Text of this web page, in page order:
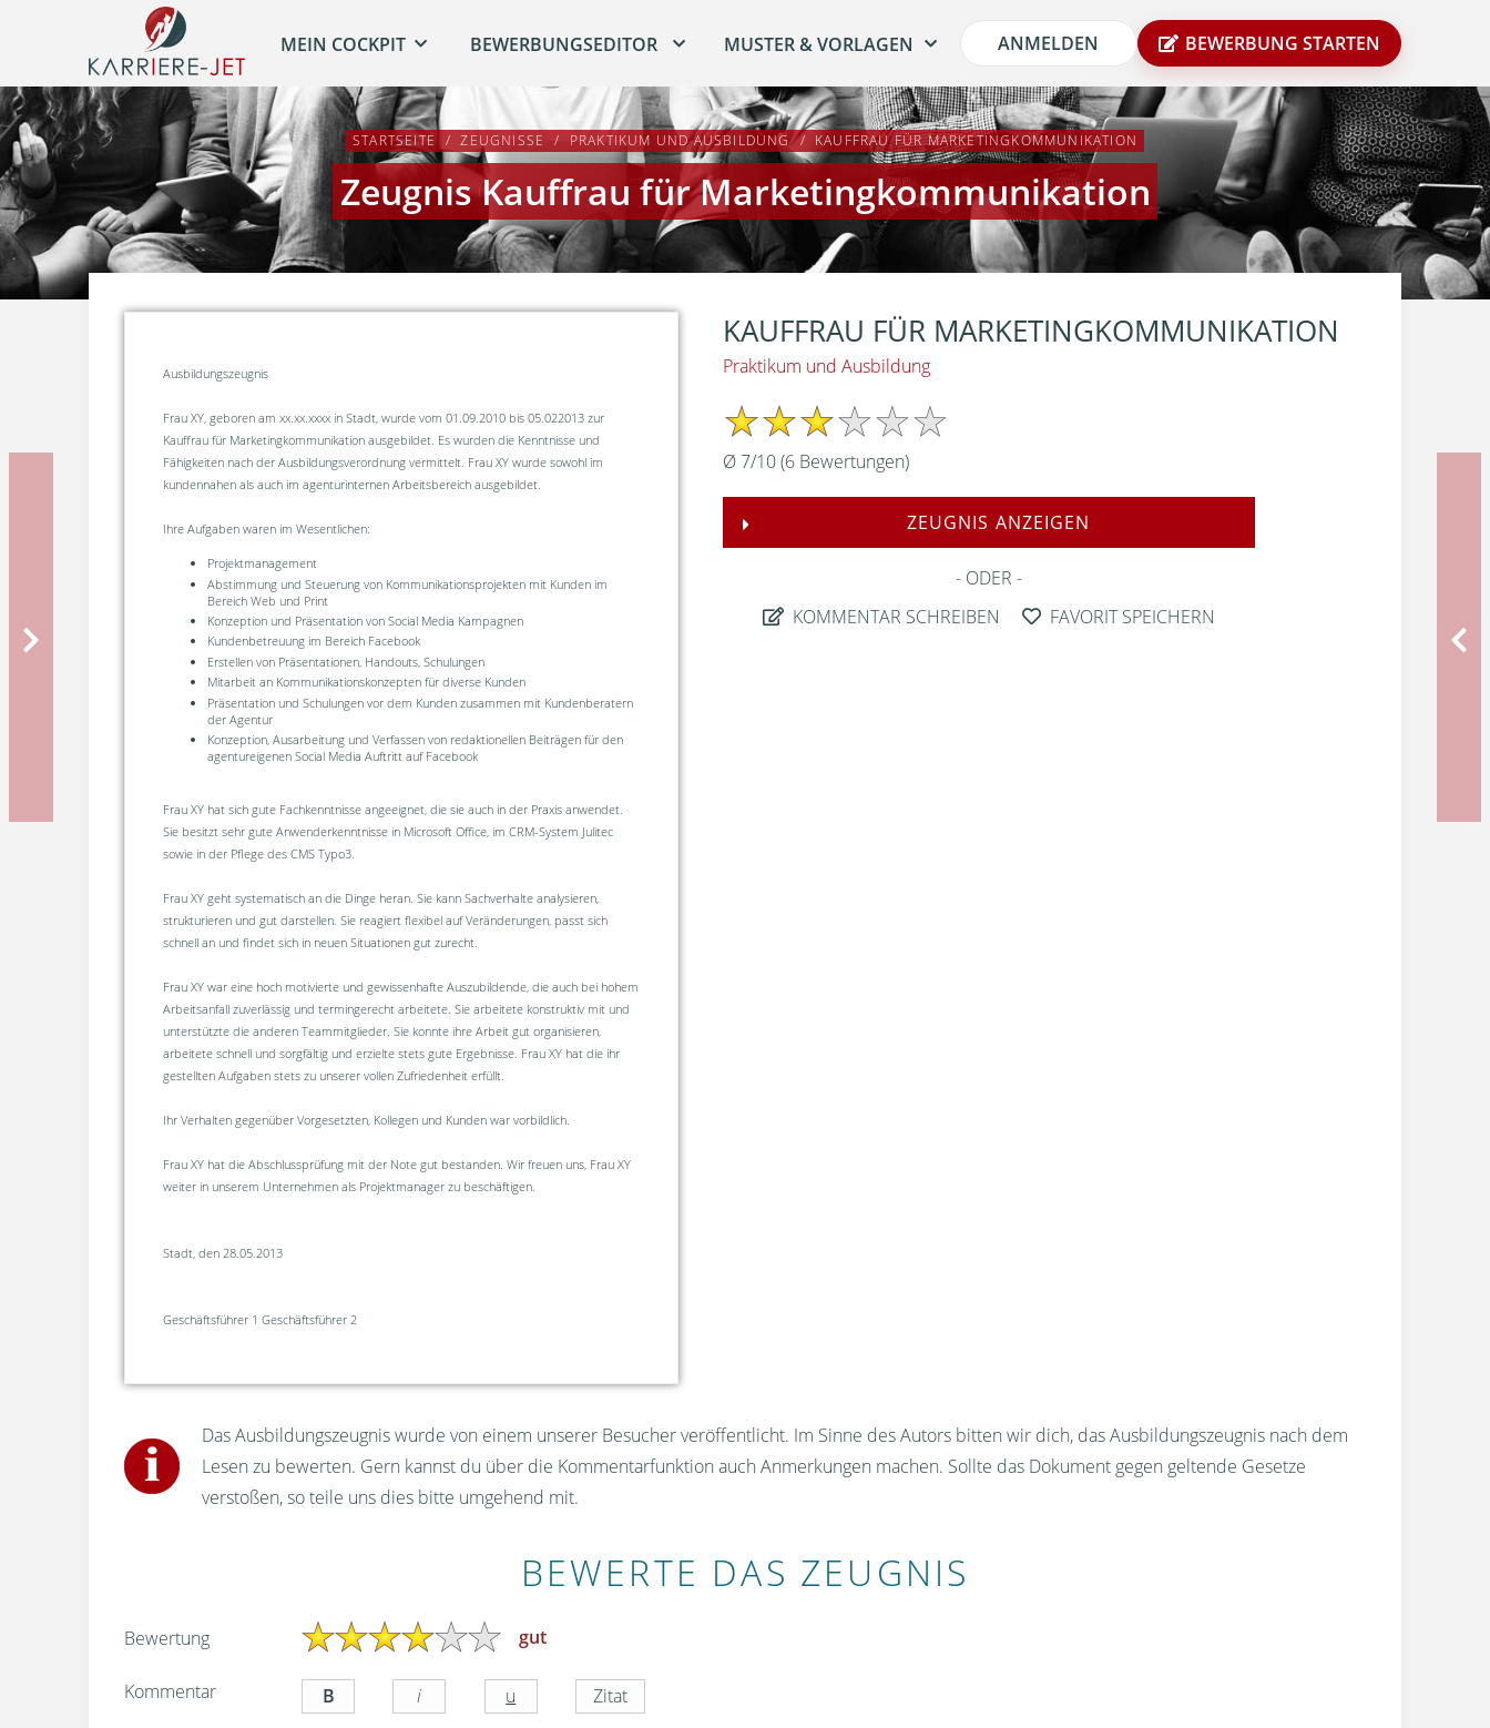
MEIN COCKPIT BEWERBUNGSEDITOR MUSTER & VORLAGEN ANMELDEN BEWERBUNG STARTEN
STARTSEITE ZEUGNISSE PRAKTIKUM UND AUSBILDUNG KAUFFRAU FÜR MARKETINGKOMMUNIKATION
Zeugnis Kauffrau für Marketingkommunikation
KAUFFRAU FÜR MARKETINGKOMMUNIKATION
Praktikum und Ausbildung
Ø 7/10(6 Bewertungen)
ZEUGNIS ANZEIGEN
ODER
KOMMENTAR SCHREIBEN
FAVORIT SPEICHERN
Ausbildungszeugnis
Frau XY, geboren am xx.xx.xxxx in Stadt, wurde vom 01.09.2010 bis 05.022013 zur
Kauffrau für Marketingkommunikation ausgebildet. Es wurden die Kenntnisse und
Fähigkeiten nach der Ausbildungsverordnung vermittelt. Frau XY wurde sowohl im
kundennahen als auch im agenturinternen Arbeitsbereich ausgebildet.
Ihre Aufgaben waren im Wesentlichen:
Projektmanagement
Abstimmung und Steuerung von Kommunikationsprojekten mit Kunden im
Bereich Web und Print
Konzeption und Präsentation von Social Media Kampagnen
Kundenbetreuung im Bereich Facebook
Erstellen von Präsentationen, Handouts, Schulungen
Mitarbeit an Kommunikationskonzepten für diverse Kunden
Präsentation und Schulungen vor dem Kunden zusammen mit Kundenberatern
der Agentur
Konzeption, Ausarbeitung und Verfassen von redaktionellen Beiträgen für den
agentureigenen Social Media Auftritt auf Facebook
Frau XY hat sich gute Fachkenntnisse angeeignet, die sie auch in der Praxis anwendet.
Sie besitzt sehr gute Anwenderkenntnisse in Microsoft Office, im CRM-System Julitec
sowie in der Pflege des CMS Typo3.
Frau XY geht systematisch an die Dinge heran. Sie kann Sachverhalte analysieren,
strukturieren und gut darstellen. Sie reagiert flexibel auf Veränderungen, passt sich
schnell an und findet sich in neuen Situationen gut zurecht.
Frau XY war eine hoch motivierte und gewissenhafte Auszubildende, die auch bei hohem
Arbeitsanfall zuverlässig und termingerecht arbeitete. Sie arbeitete konstruktiv mit und
unterstützte die anderen Teammitglieder. Sie konnte ihre Arbeit gut organisieren,
arbeitete schnell und sorgfältig und erzielte stets gute Ergebnisse. Frau XY hat die ihr
gestellten Aufgaben stets zu unserer vollen Zufriedenheit erfüllt.
Ihr Verhalten gegenüber Vorgesetzten, Kollegen und Kunden war vorbildlich.
Frau XY hat die Abschlussprüfung mit der Note gut bestanden. Wir freuen uns, Frau XY
weiter in unserem Unternehmen als Projektmanager zu beschäftigen.
Stadt, den 28.05.2013
Geschäftsführer 1 Geschäftsführer 2
Das Ausbildungszeugnis wurde von einem unserer Besucher veröffentlicht. Im Sinne des Autors bitten wir dich, das Ausbildungszeugnis nach dem
Lesen zu bewerten. Gern kannst du über die Kommentarfunktion auch Anmerkungen machen. Sollte das Dokument gegen geltende Gesetze
verstoßen, so teile uns dies bitte umgehend mit.
BEWERTE DAS ZEUGNIS
Bewertung gut
Kommentar